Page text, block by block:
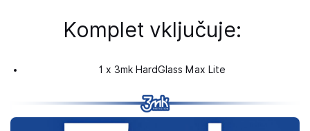
Komplet vključuje:
1 x 3mk HardGlass Max Lite